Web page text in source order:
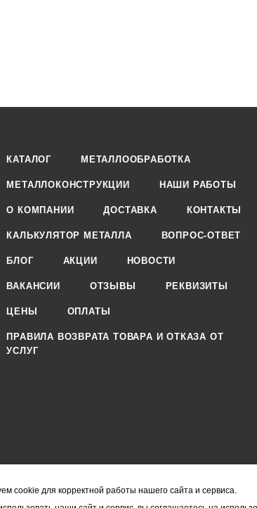
КАТАЛОГ МЕТАЛЛООБРАБОТКА
МЕТАЛЛОКОНСТРУКЦИИ НАШИ РАБОТЫ
О КОМПАНИИ ДОСТАВКА КОНТАКТЫ
КАЛЬКУЛЯТОР МЕТАЛЛА ВОПРОС-ОТВЕТ
БЛОГ АКЦИИ НОВОСТИ
ВАКАНСИИ ОТЗЫВЫ РЕКВИЗИТЫ
ЦЕНЫ ОПЛАТЫ
ПРАВИЛА ВОЗВРАТА ТОВАРА И ОТКАЗА ОТ
УСЛУГ
cookie для корректной работы нашего сайта и сервиса.